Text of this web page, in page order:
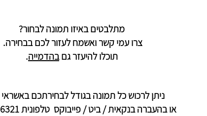
מתלבטים באיזו תמונה לבחור?
צרו עמי קשר ואשמח לעזור לכם בבחירה.
תוכלו להיעזר גםבהדמייה.
ניתן לרכוש כל תמונה בגודל לבחירתכם
או בהעברה בנקאית / ביט / פייבוקס טלפונית 058-7676321